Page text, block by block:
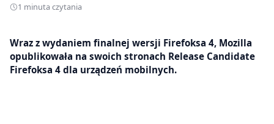
1 minuta czytania
Wraz z wydaniem finalnej wersji Firefoksa 4, Mozilla
opublikowała na swoich stronach Release Candidate
Firefoksa 4 dla urządzeń mobilnych.